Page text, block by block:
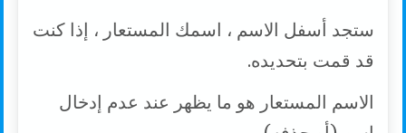
ستجد أسفل الاسم ، اسمك المستعار ، إذا كنت
قد قمت بتحديده.
الاسم المستعار هو ما يظهر عند عدم إدخال